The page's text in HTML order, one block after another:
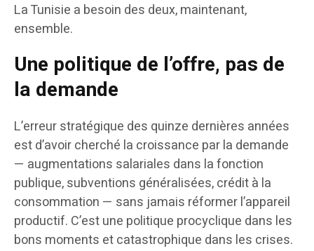
La Tunisie a besoin des deux, maintenant,
ensemble.
Une politique de l’offre, pas de
la demande
L’erreur stratégique des quinze dernières années
est d’avoir cherché la croissance par la demande
— augmentations salariales dans la fonction
publique, subventions généralisées, crédit à la
consommation — sans jamais réformer l’appareil
productif. C’est une politique procyclique dans les
bons moments et catastrophique dans les crises.